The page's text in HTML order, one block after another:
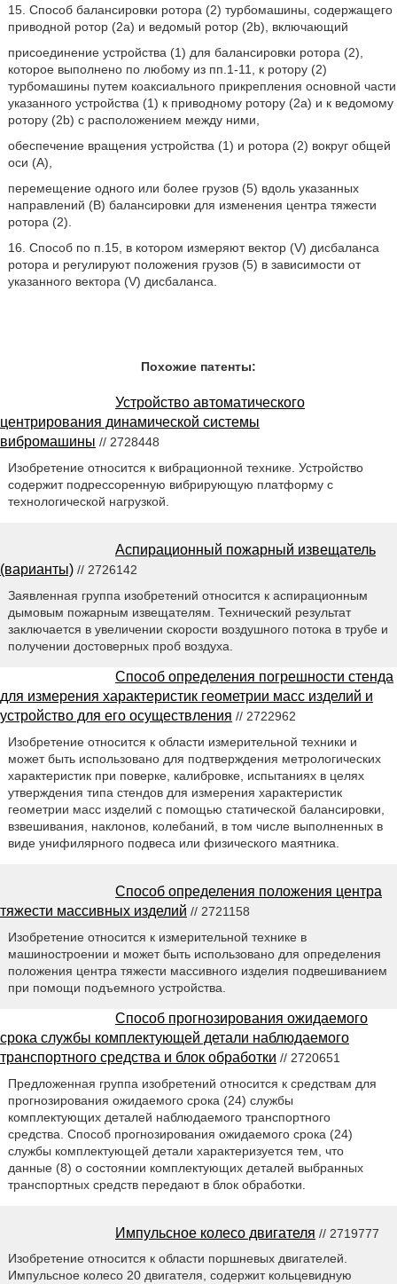
15. Способ балансировки ротора (2) турбомашины, содержащего
приводной ротор (2а) и ведомый ротор (2b), включающий
присоединение устройства (1) для балансировки ротора (2),
которое выполнено по любому из пп.1-11, к ротору (2)
турбомашины путем коаксиального прикрепления основной части
указанного устройства (1) к приводному ротору (2а) и к ведомому
ротору (2b) с расположением между ними,
обеспечение вращения устройства (1) и ротора (2) вокруг общей
оси (А),
перемещение одного или более грузов (5) вдоль указанных
направлений (В) балансировки для изменения центра тяжести
ротора (2).
16. Способ по п.15, в котором измеряют вектор (V) дисбаланса
ротора и регулируют положения грузов (5) в зависимости от
указанного вектора (V) дисбаланса.
Похожие патенты:
Устройство автоматического
центрирования динамической системы
вибромашины // 2728448
Изобретение относится к вибрационной технике. Устройство
содержит подрессоренную вибрирующую платформу с
технологической нагрузкой.
Аспирационный пожарный извещатель
(варианты) // 2726142
Заявленная группа изобретений относится к аспирационным
дымовым пожарным извещателям. Технический результат
заключается в увеличении скорости воздушного потока в трубе и
получении достоверных проб воздуха.
Способ определения погрешности стенда
для измерения характеристик геометрии масс изделий и
устройство для его осуществления // 2722962
Изобретение относится к области измерительной техники и
может быть использовано для подтверждения метрологических
характеристик при поверке, калибровке, испытаниях в целях
утверждения типа стендов для измерения характеристик
геометрии масс изделий с помощью статической балансировки,
взвешивания, наклонов, колебаний, в том числе выполненных в
виде унифилярного подвеса или физического маятника.
Способ определения положения центра
тяжести массивных изделий // 2721158
Изобретение относится к измерительной технике в
машиностроении и может быть использовано для определения
положения центра тяжести массивного изделия подвешиванием
при помощи подъемного устройства.
Способ прогнозирования ожидаемого
срока службы комплектующей детали наблюдаемого
транспортного средства и блок обработки // 2720651
Предложенная группа изобретений относится к средствам для
прогнозирования ожидаемого срока (24) службы
комплектующих деталей наблюдаемого транспортного
средства. Способ прогнозирования ожидаемого срока (24)
службы комплектующей детали характеризуется тем, что
данные (8) о состоянии комплектующих деталей выбранных
транспортных средств передают в блок обработки.
Импульсное колесо двигателя // 2719777
Изобретение относится к области поршневых двигателей.
Импульсное колесо 20 двигателя, содержит кольцевидную